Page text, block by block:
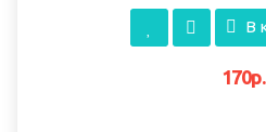
В
170р.